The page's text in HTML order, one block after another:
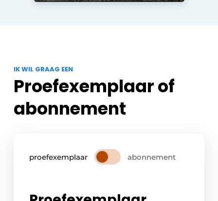
Elektronisch Afval
Glasrecyclage
Metaalrecyclage
IK WIL GRAAG EEN
Proefexemplaar of
abonnement
proefexemplaar abonnement